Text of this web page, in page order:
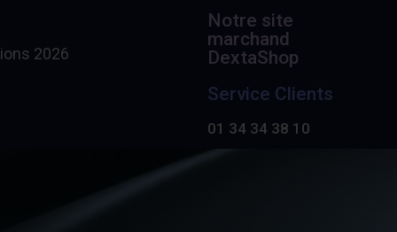
2026
Notre site
marchand
DextaShop
Service Clients
01 34 34 38 10